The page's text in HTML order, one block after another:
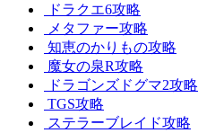
ドラクエ6攻略
メタファー攻略
知恵のかりもの攻略
魔女の泉R攻略
ドラゴンズドグマ2攻略
TGS攻略
ステラーブレイド攻略